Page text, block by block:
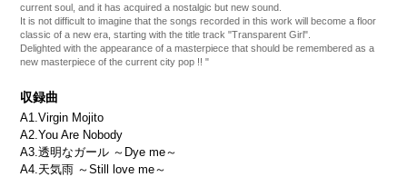
current soul, and it has acquired a nostalgic but new sound.
It is not difficult to imagine that the songs recorded in this work will become a floor
classic of a new era, starting with the title track "Transparent Girl".
Delighted with the appearance of a masterpiece that should be remembered as a
new masterpiece of the current city pop !! "
収録曲
A1.Virgin Mojito
A2.You Are Nobody
A3.透明なガール ～Dye me～
A4.天気雨 ～Still love me～